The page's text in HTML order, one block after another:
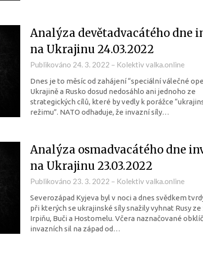
Analýza devětadvacátého dne
na Ukrajinu 24.03.2022
Publikováno 24. 3. 2022 – Kolektiv valka.online
Dnes je to měsíc od zahájení “speciální válečné
Ukrajině a Rusko dosud nedosáhlo ani jednoho ze
strategických cílů, které by vedly k porážce
režimu”. NATO odhaduje, že invazní síly…
Analýza osmadvacátého dne
na Ukrajinu 23.03.2022
Publikováno 23. 3. 2022 – Kolektiv valka.online
Severozápad Kyjeva byl v noci a dnes svědkem
při kterých se ukrajinské síly snažily vyhnat Rusy ze
Irpiňu, Buči a Hostomelu. Včera naznačované
invazních sil na západ od…